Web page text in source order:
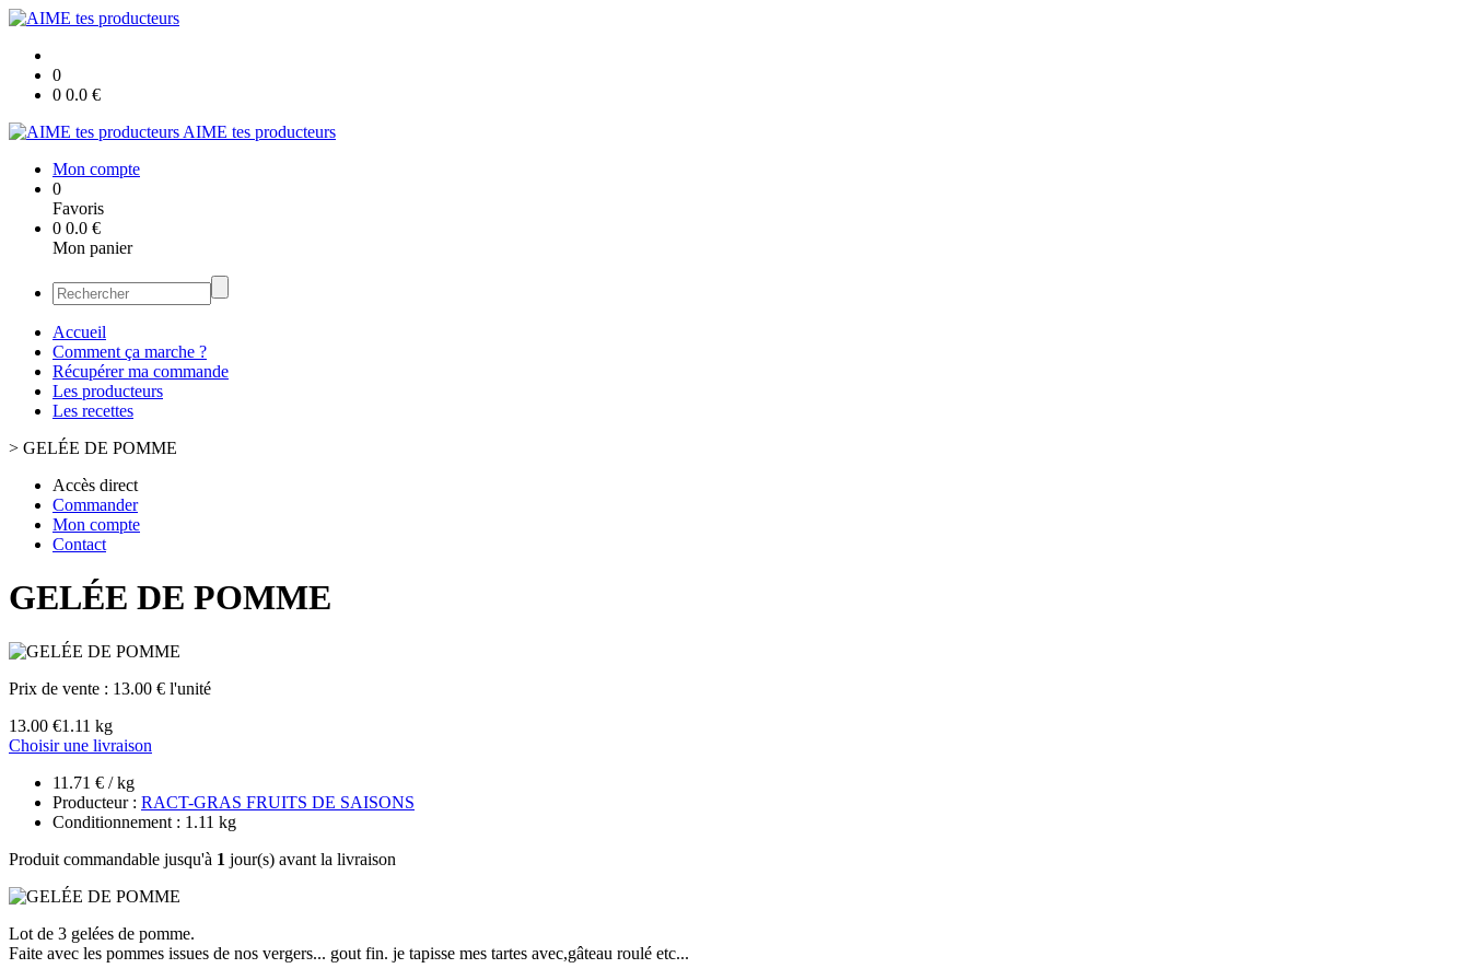
0
0 0.0 €
AIME tes producteurs
Mon compte
0
Favoris
0 0.0 €
Mon panier
Accueil
Comment ça marche ?
Récupérer ma commande
Les producteurs
Les recettes
> GELÉE DE POMME
Accès direct
Commander
Mon compte
Contact
GELÉE DE POMME
Prix de vente : 13.00 € l'unité
13.00 €1.11 kg
Choisir une livraison
11.71 € / kg
Producteur : RACT-GRAS FRUITS DE SAISONS
Conditionnement : 1.11 kg
Produit commandable jusqu'à 1 jour(s) avant la livraison
Lot de 3 gelées de pomme.
Faite avec les pommes issues de nos vergers... gout fin. je tapisse mes tartes avec,gâteau roulé etc...